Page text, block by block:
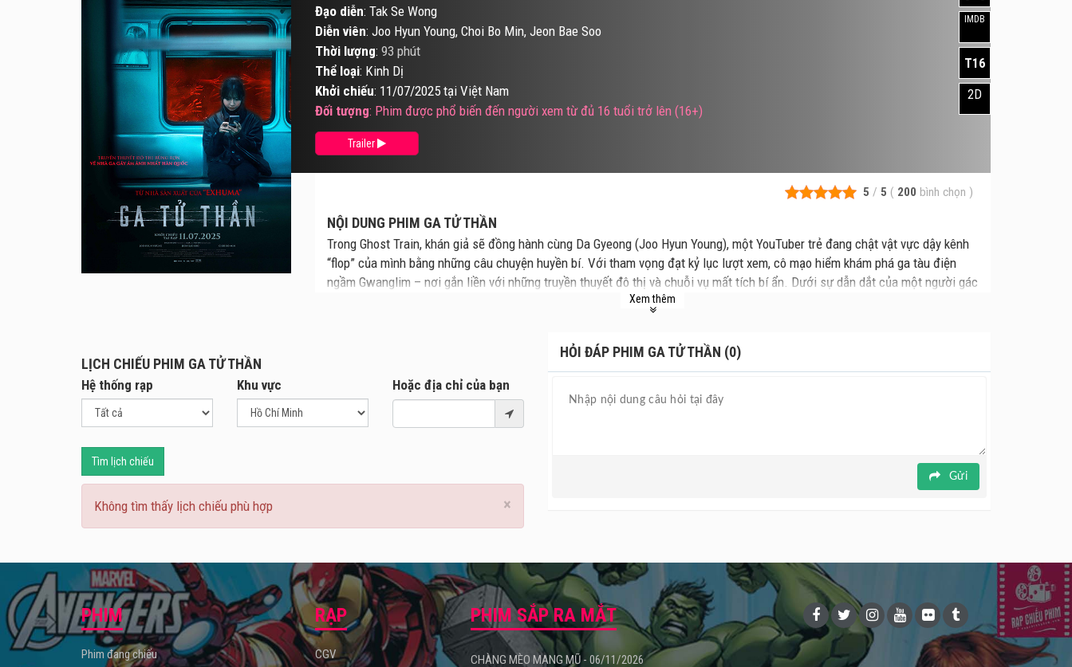
5 / 5 ( 200 bình chọn )
NỘI DUNG PHIM GA TỬ THẦN
Trong Ghost Train, khán giả sẽ đồng hành cùng Da Gyeong (Joo Hyun Young), một YouTuber trẻ đang chật vật vực dậy kênh
“flop” của mình bằng những câu chuyện huyền bí. Với tham vọng đạt kỷ lục lượt xem, cô mạo hiểm khám phá ga tàu điện
ngầm Gwanglim – nơi gắn liền với những truyền thuyết đô thị và chuỗi vụ mất tích bí ẩn. Dưới sự dẫn dắt của một người gác
ga bí hiểm (Jeon Bae Soo), Da Gyeong vô tình bị cuốn vào một vòng xoáy tâm linh kinh hoàng. Chỉ khi đến được “đích cuối”
Xem thêm
Đạo diễn: Tak Se Wong
Diễn viên: Joo Hyun Young, Choi Bo Min, Jeon Bae Soo
Thời lượng: 93 phút
Thể loại: Kinh Dị
Khởi chiếu: 11/07/2025 tại Việt Nam
Đối tượng: Phim được phổ biến đến người xem từ đủ 16 tuổi trở lên (16+)
Trailer
IMDB
T16
2D
LỊCH CHIẾU PHIM GA TỬ THẦN
Hệ thống rạp Khu vực Hoặc địa chỉ của bạn
Tìm lịch chiếu
×
Không tìm thấy lịch chiếu phù hợp
HỎI ĐÁP PHIM GA TỬ THẦN (0)
Gửi
PHIM
Phim đang chiếu
RẠP
CGV
PHIM SẮP RA MẮT
CHÀNG MÈO MANG MŨ - 06/11/2026